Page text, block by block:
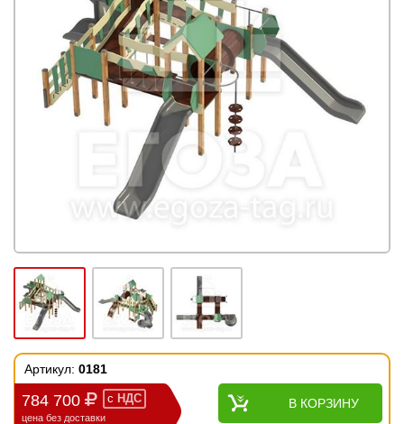
Артикул: 0181
784 700 с НДС
цена без доставки
В КОРЗИНУ